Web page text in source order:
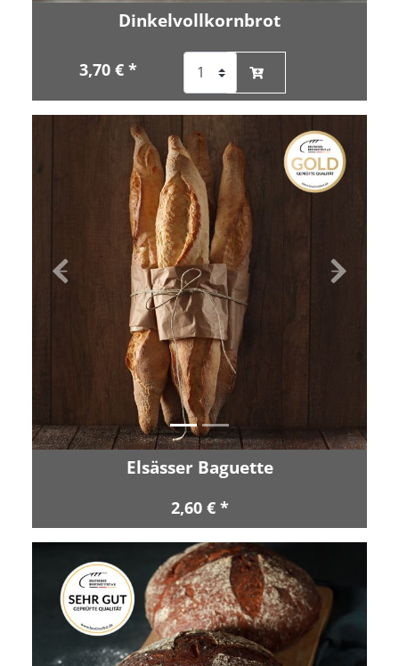
Dinkelvollkornbrot
3,70 € *
Zurück Vor
Elsässer Baguette
2,60 € *